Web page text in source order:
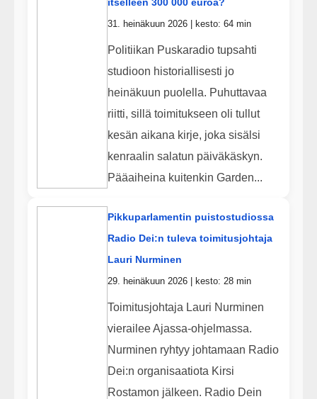
itselleen 300 000 euroa?
31. heinäkuun 2026 | kesto: 64 min
Politiikan Puskaradio tupsahti
studioon historiallisesti jo
heinäkuun puolella. Puhuttavaa
riitti, sillä toimitukseen oli tullut
kesän aikana kirje, joka sisälsi
kenraalin salatun päiväkäskyn.
Pääaiheina kuitenkin Garden...
Pikkuparlamentin puistostudiossa
Radio Dei:n tuleva toimitusjohtaja
Lauri Nurminen
29. heinäkuun 2026 | kesto: 28 min
Toimitusjohtaja Lauri Nurminen
vierailee Ajassa-ohjelmassa.
Nurminen ryhtyy johtamaan Radio
Dei:n organisaatiota Kirsi
Rostamon jälkeen. Radio Dein